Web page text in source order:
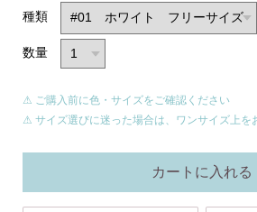
種類
数量
⚠ ご購入前に色・サイズをご確認ください
⚠ サイズ選びに迷った場合は、ワンサイズ上を
カートに入れる